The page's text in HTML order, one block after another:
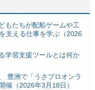
もたちが配船ゲームや工
支える仕事を学ぶ（2026
学習支援ツールとは何か
豊洲で「うさプロオンラ
催（2026年3月18日）